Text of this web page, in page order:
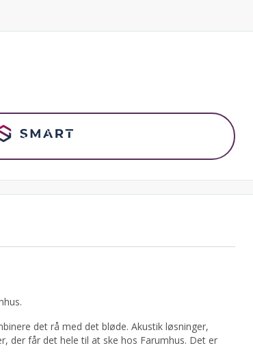
det rå med det bløde. Akustik løsninger,
der får det hele til at ske hos Farumhus. Det er